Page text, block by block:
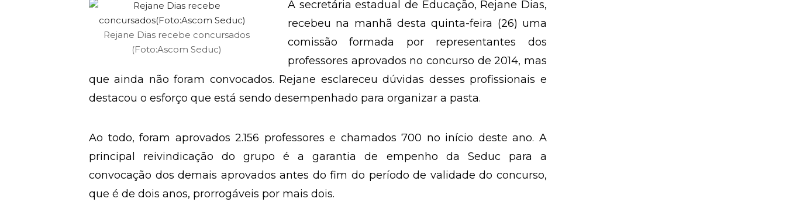
Rejane Dias recebe concursados
(Foto:Ascom Seduc)
A secretária estadual de Educação, Rejane Dias,
recebeu na manhã desta quinta-feira (26) uma
comissão formada por representantes dos
professores aprovados no concurso de 2014, mas
que ainda não foram convocados. Rejane esclareceu dúvidas desses profissionais e
destacou o esforço que está sendo desempenhado para organizar a pasta.
Ao todo, foram aprovados 2.156 professores e chamados 700 no início deste ano. A
principal reivindicação do grupo é a garantia de empenho da Seduc para a
convocação dos demais aprovados antes do fim do período de validade do concurso,
que é de dois anos, prorrogáveis por mais dois.